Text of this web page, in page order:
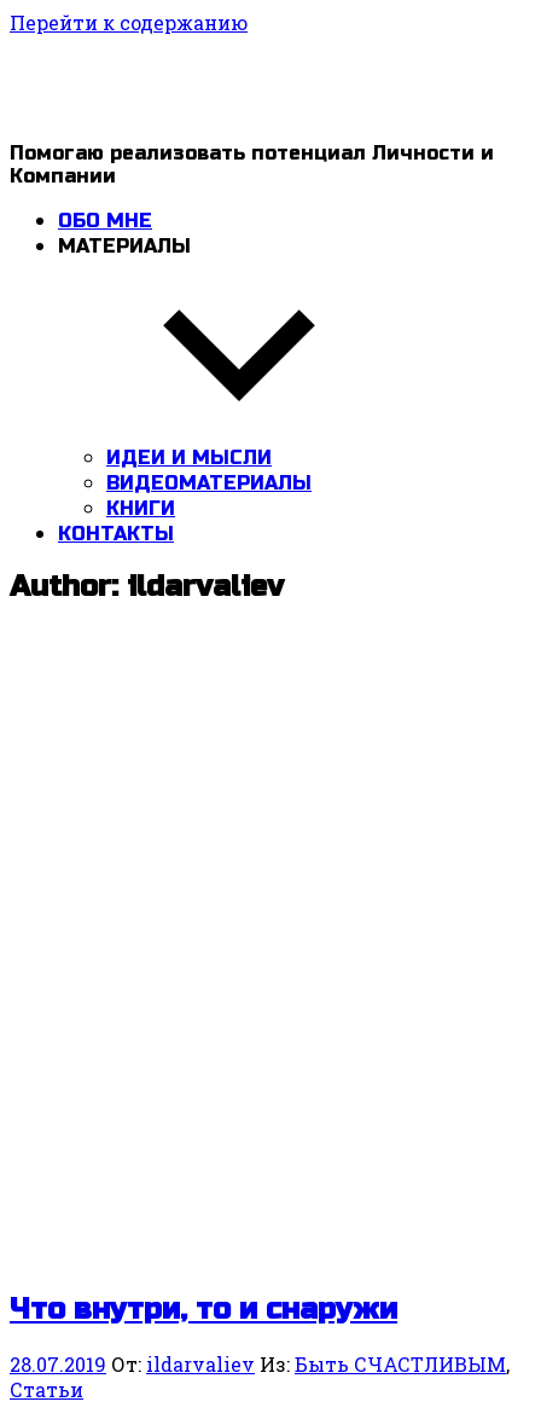
Перейти к содержанию
1ldar
Valiev
Помогаю реализовать потенциал Личности и
Компании
ОБО МНЕ
МАТЕРИАЛЫ
ИДЕИ И МЫСЛИ
ВИДЕОМАТЕРИАЛЫ
КНИГИ
КОНТАКТЫ
Author: ildarvaliev
Что внутри, то и снаружи
28.07.2019 От: ildarvaliev Из:Быть СЧАСТЛИВЫМ,
Статьи